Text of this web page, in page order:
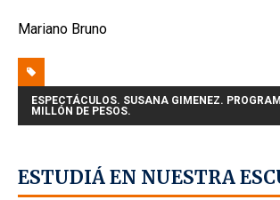
Mariano Bruno
ESPECTÁCULOS. SUSANA GIMENEZ.
MILLÓN DE PESOS.
ESTUDIÁ EN NUESTRA